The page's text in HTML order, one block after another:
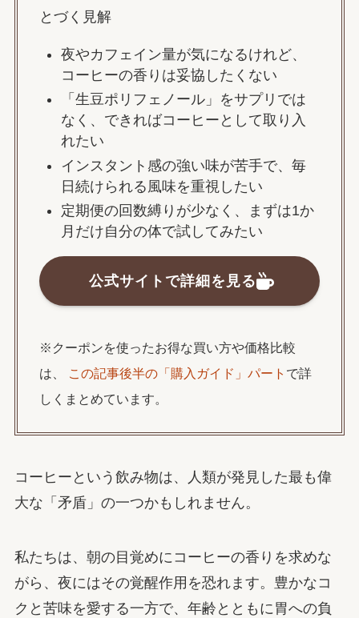
とづく見解
夜やカフェイン量が気になるけれど、
コーヒーの香りは妥協したくない
「生豆ポリフェノール」をサプリでは
なく、できればコーヒーとして取り入
れたい
インスタント感の強い味が苦手で、毎
日続けられる風味を重視したい
定期便の回数縛りが少なく、まずは1か
月だけ自分の体で試してみたい
公式サイトで詳細を見る
※クーポンを使ったお得な買い方や価格比較
は、
この記事後半の「購入ガイド」パート で詳
しくまとめています。
コーヒーという飲み物は、人類が発見した最も偉
大な「矛盾」の一つかもしれません。
私たちは、朝の目覚めにコーヒーの香りを求めな
がら、夜にはその覚醒作用を恐れます。豊かなコ
クと苦味を愛する一方で、年齢とともに胃への負